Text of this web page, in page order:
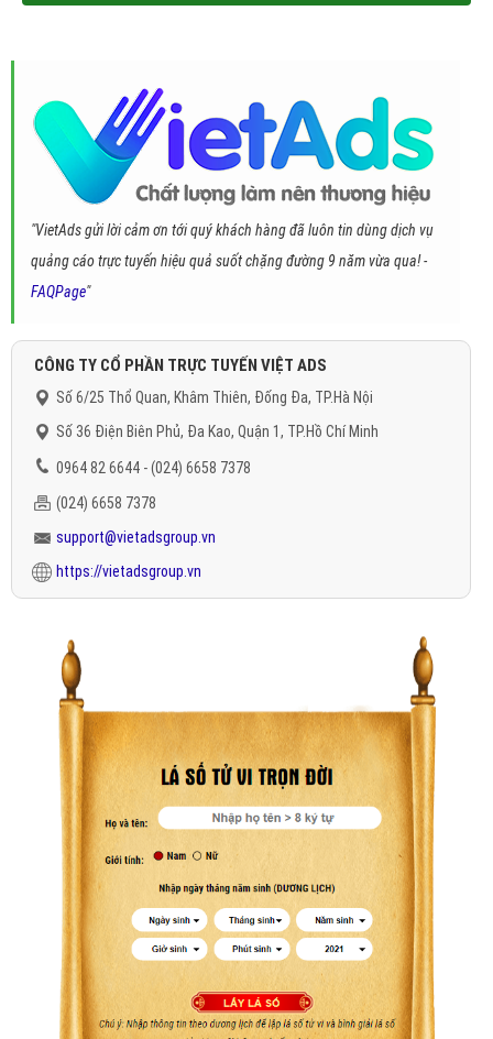
"VietAds gửi lời cảm ơn tới quý khách hàng đã luôn tin dùng dịch vụ
quảng cáo trực tuyến hiệu quả suốt chặng đường 9 năm vừa qua! -
FAQPage"
CÔNG TY CỔ PHẦN TRỰC TUYẾN VIỆT ADS
Số 6/25 Thổ Quan, Khâm Thiên, Đống Đa, TP.Hà Nội
Số 36 Điện Biên Phủ, Đa Kao, Quận 1, TP.Hồ Chí Minh
0964 82 6644 - (024) 6658 7378
(024) 6658 7378
support@vietadsgroup.vn
https://vietadsgroup.vn